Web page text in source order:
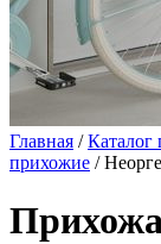
Главная /Каталог
прихожие /